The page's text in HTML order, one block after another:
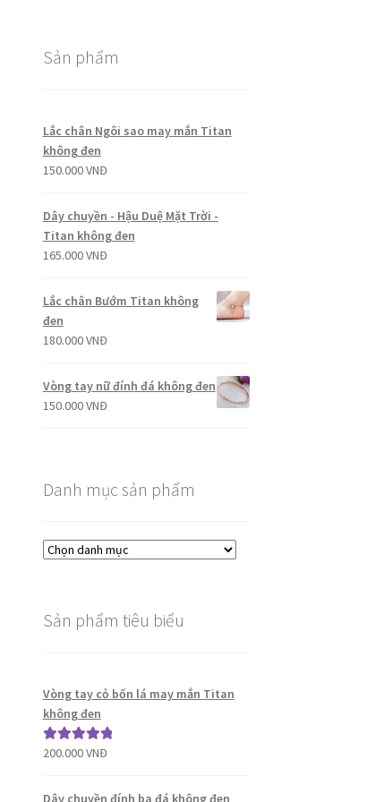
Sản phẩm
Lắc chân Ngôi sao may mắn Titan
không đen
150.000VNĐ
Dây chuyền - Hậu Duệ Mặt Trời -
Titan không đen
165.000VNĐ
Lắc chân Bướm Titan không
đen
180.000VNĐ
Vòng tay nữ đính đá không đen
150.000VNĐ
Danh mục sản phẩm
Sản phẩm tiêu biểu
Vòng tay cỏ bốn lá may mắn Titan
không đen
Được xếp
sao
200.000VNĐ
Dây chuyền đính ba đá không đen